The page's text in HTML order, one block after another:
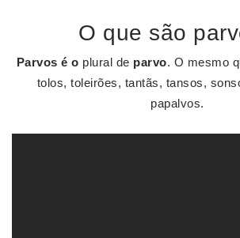
O que são
Parvos é o plural de parvo. O mesmo
tolos, toleirões, tantãs, tansos,
papalvos.